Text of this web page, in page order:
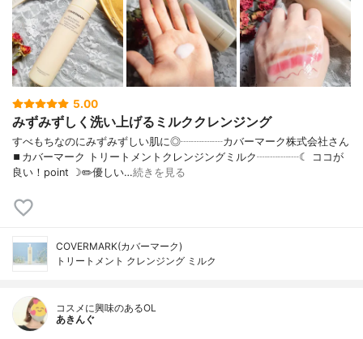
5.00
みずみずしく洗い上げるミルククレンジング
すべもちなのにみずみずしい肌に◎┈┈┈┈カバーマーク株式会社さん
⏹カバーマーク トリートメントクレンジングミルク┈┈┈┈☾ ココが
良い！point ☽✏️優しい…続きを見る
COVERMARK(カバーマーク)
トリートメント クレンジング ミルク
コスメに興味のあるOL
あきんぐ